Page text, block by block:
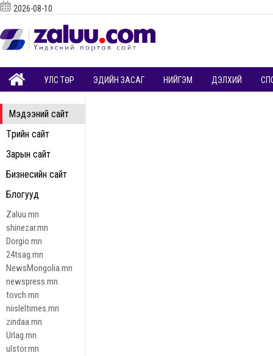
Мэдээний сайт
Төрийн сайт
Зарын сайт
Бизнесийн сайт
Блогууд
Zaluu.mn
shinezar.mn
Dorgio.mn
24tsag.mn
NewsMongolia.mn
newspress.mn
tovch.mn
niisleltimes.mn
zindaa.mn
Urlag.mn
ulstor.mn
2026-08-10
УЛС ТӨР ЭДИЙН ЗАСАГ НИЙГЭМ ДЭЛХИЙ